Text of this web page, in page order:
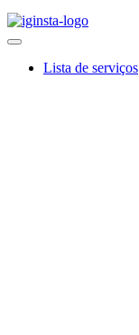
Lista de serviços